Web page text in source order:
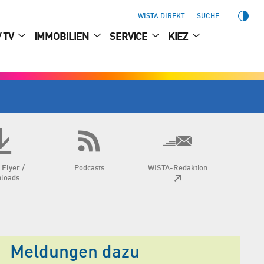
WISTA DIREKT SUCHE
TV IMMOBILIEN SERVICE KIEZ
Flyer /
Podcasts WISTA-Redaktion
Meldungen dazu